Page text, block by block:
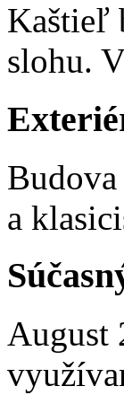
Kaštieľ
slohu.
a
August